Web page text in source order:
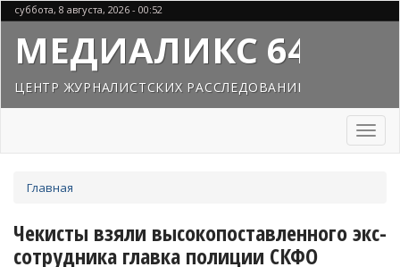
Перейти
к
основному
содержанию
суббота, 8 августа, 2026 - 00:52
МЕДИАЛИКС 64
ЦЕНТР ЖУРНАЛИСТСКИХ РАССЛЕДОВАНИЙ
Toggle
здесь
Главная
Чекисты взяли высокопоставленного экс-
сотрудника главка полиции СКФО